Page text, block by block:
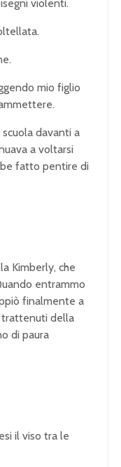
violenti.
mio figlio
davanti a
a voltarsi
fatto pentire di
Kimberly, che
entrammo
finalmente a
trattenuti della
di paura
il viso tra le